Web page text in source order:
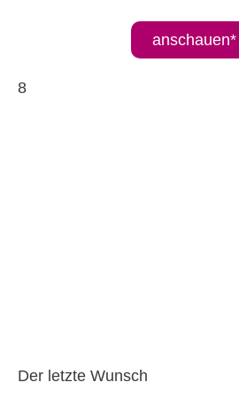
anschauen* |
8
Der letzte Wunsch